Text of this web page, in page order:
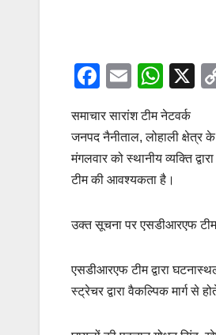
F
c
e
b
o
E
ail
W
h
at
s
A
p
X
समाचार सारांश टीम नेटवर्क
जनपद नैनीताल, लोहाली
मंगलवार को स्थानीय व्यक्ति
टीम की आवश्यकता है।
उक्त सूचना पर एसडीआरएफ
एसडीआरएफ टीम द्वारा
स्ट्रेचर द्वारा वैकल्पिक मार्ग से